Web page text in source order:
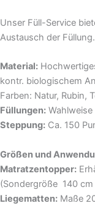
Unser Füll-Service
Austausch der Füllung.
Material:
kontr. biologischem
Farben: Natur, Rubin,
Füllungen:
Steppung: Ca. 150
Größen und
Matratzentopper:
(Sondergröße 140
Liegematten: Maße